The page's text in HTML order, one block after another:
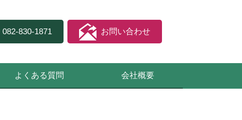
082-830-1871 お問い合わせ
よくある質問 会社概要